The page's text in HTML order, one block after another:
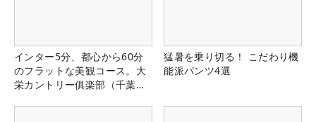
インター5分、都心から60分
のフラットな美観コース。大
栄カントリー俱楽部（千葉
猛暑を乗り切る！ こだわり機
能派パンツ4選